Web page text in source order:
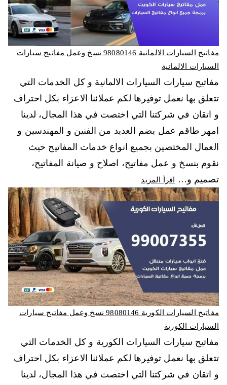
مفاتيح السيارات الالمانية 98080146‬ نسخ وعمل مفاتيح سيارات
السيارات الالمانية
مفاتيح سيارات السيارات الالمانية و كل الخدمات التي
تتعلق بها نعمل توفيرها لكم عملائنا الاعزاء بكل احتراف
و اتقان في شركتنا التي اختصت في هذا المجال، لدينا
امهر طاقم عمل يضم العديد من الفنين و المهندسين و
العمال المختصين بجميع انواع خدمات المفاتيح حيث
نقوم بنسخ و عمل مفاتيح، اصلاح و صيانة المفاتيح،
تصميم و…
اقرأ المزيد
مفاتيح السيارات الكورية 98080146‬ نسخ وعمل مفاتيح سيارات
السيارات الكورية
مفاتيح سيارات السيارات الكورية و كل الخدمات التي
تتعلق بها نعمل توفيرها لكم عملائنا الاعزاء بكل احتراف
و اتقان في شركتنا التي اختصت في هذا المجال، لدينا